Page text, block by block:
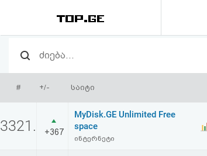
რეიტინგი
(მთავარი)
ფოსტა
კითხვა-
# +/- საიტი
3321. +367
MyDisk.GE Unlimited Free
space
ინტერნეტი